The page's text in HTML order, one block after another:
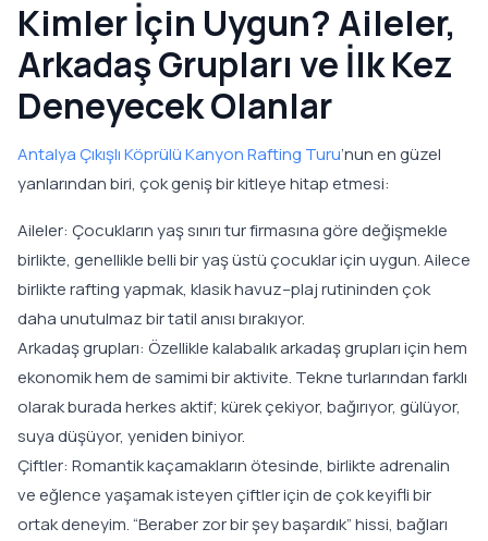
Kimler İçin Uygun? Aileler,
Arkadaş Grupları ve İlk Kez
Deneyecek Olanlar
Antalya Çıkışlı Köprülü Kanyon Rafting Turu’nun en güzel
yanlarından biri, çok geniş bir kitleye hitap etmesi:
Aileler: Çocukların yaş sınırı tur firmasına göre değişmekle
birlikte, genellikle belli bir yaş üstü çocuklar için uygun. Ailece
birlikte rafting yapmak, klasik havuz–plaj rutininden çok
daha unutulmaz bir tatil anısı bırakıyor.
Arkadaş grupları: Özellikle kalabalık arkadaş grupları için hem
ekonomik hem de samimi bir aktivite. Tekne turlarından farklı
olarak burada herkes aktif; kürek çekiyor, bağırıyor, gülüyor,
suya düşüyor, yeniden biniyor.
Çiftler: Romantik kaçamakların ötesinde, birlikte adrenalin
ve eğlence yaşamak isteyen çiftler için de çok keyifli bir
ortak deneyim. “Beraber zor bir şey başardık” hissi, bağları